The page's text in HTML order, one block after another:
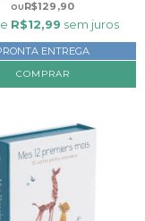
R$129,90
R$12,99 sem juros
ENTREGA